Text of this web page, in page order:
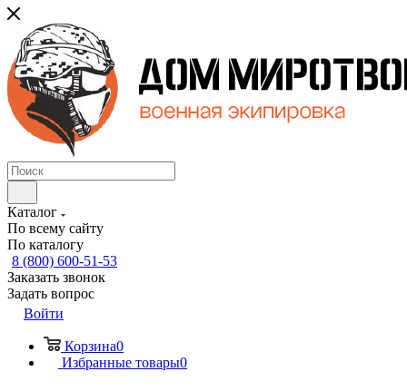
Каталог
По всему сайту
По каталогу
8 (800) 600-51-53
Заказать звонок
Задать вопрос
Войти
Корзина0
Избранные товары0